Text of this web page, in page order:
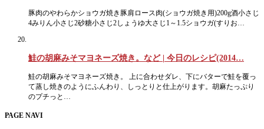
豚肉のやわらかショウガ焼き豚肩ロース肉(ショウガ焼き用)200g酒小さじ
4みりん小さじ2砂糖小さじ2しょうゆ大さじ1～1.5ショウガ(すりお…
鮭の胡麻みそマヨネーズ焼き。など | 今日のレシピ(2014…
鮭の胡麻みそマヨネーズ焼き。 上に合わせダレ、下にバターで鮭を覆っ
て蒸し焼きのようにふんわり、しっとりと仕上がります。胡麻たっぷり
のプチっと…
PAGE NAVI